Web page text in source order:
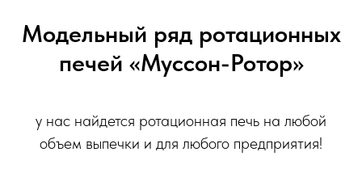
Модельный ряд ротационных
печей «Муссон-Ротор»
у нас найдется ротационная печь на любой
объем выпечки и для любого предприятия!